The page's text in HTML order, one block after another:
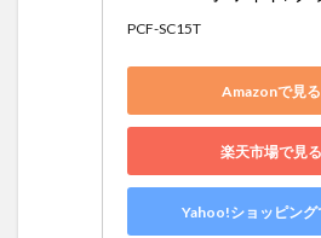
PCF-SC15T
Amazonで見る
楽天市場で見る
Yahoo!ショッピング